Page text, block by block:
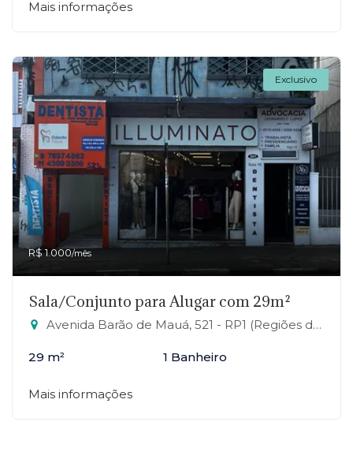
Mais informações
Exclusivo
R$ 1.000/mês
Sala/Conjunto para Alugar com 29m²
Avenida Barão de Mauá, 521 - RP1 (Regiões de Planejamento), Mauá-SP
29 m² 1 Banheiro
Mais informações